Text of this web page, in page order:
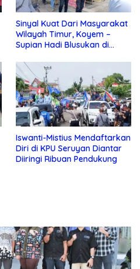
Sinyal Kuat Dari Masyarakat
Wilayah Timur, Koyem –
Supian Hadi Blusukan di
Iswanti-Mistius Mendaftarkan
Diri di KPU Seruyan Diantar
Diiringi Ribuan Pendukung